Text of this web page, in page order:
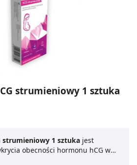
strumieniowy 1 sztuka
strumieniowy 1 sztuka jest
obecności hormonu hCG w
potwierdzenia lub wykluczenia